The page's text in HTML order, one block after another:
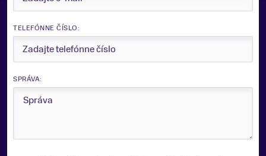
TELEFÓNNE ČÍSLO:
SPRÁVA: